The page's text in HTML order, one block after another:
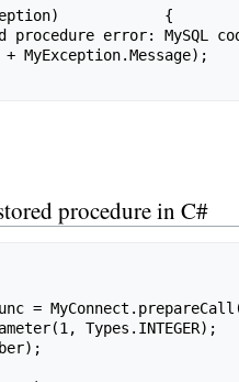
{
procedure in C#
=
Types.INTEGER);